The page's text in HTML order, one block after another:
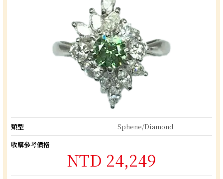
類型
Sphene/Diamond
收購參考價格
NTD 24,249